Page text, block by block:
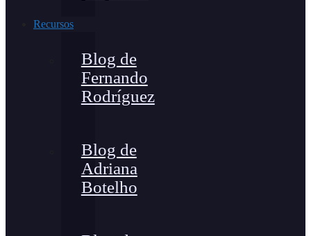
Recursos
Blog de
Fernando
Rodríguez
Blog de
Adriana
Botelho